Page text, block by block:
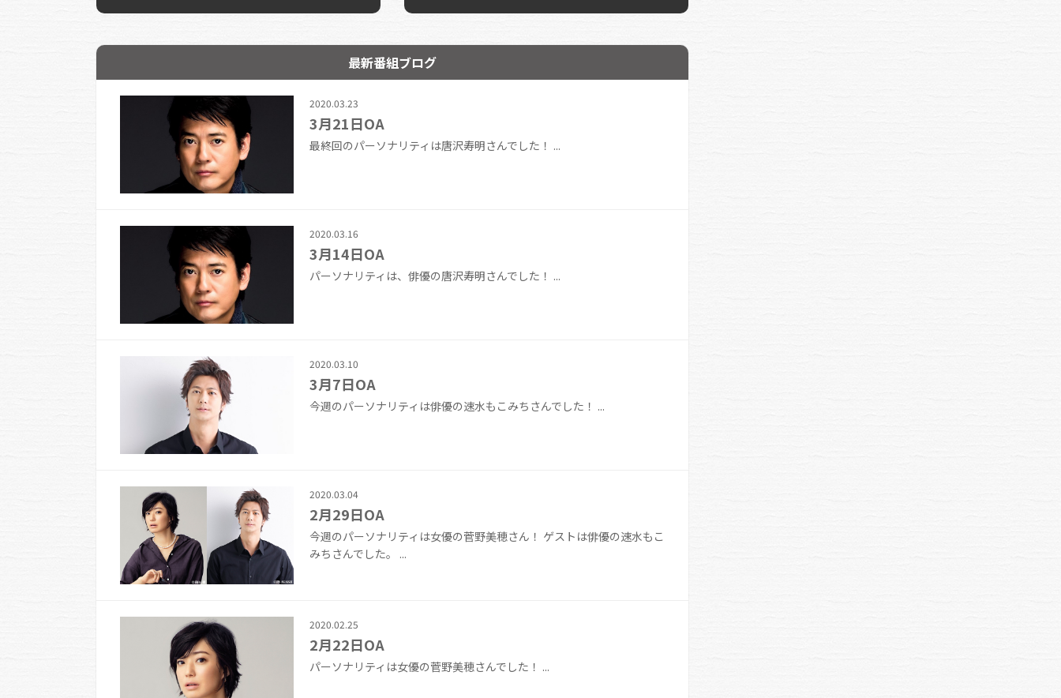
最新番組ブログ
2020.03.23
3月21日OA
最終回のパーソナリティは唐沢寿明さんでした！ ...
2020.03.16
3月14日OA
パーソナリティは、俳優の唐沢寿明さんでした！ ...
2020.03.10
3月7日OA
今週のパーソナリティは俳優の速水もこみちさんでした！ ...
2020.03.04
2月29日OA
今週のパーソナリティは女優の菅野美穂さん！ ゲストは俳優の速水もこ
みちさんでした。 ...
2020.02.25
2月22日OA
パーソナリティは女優の菅野美穂さんでした！ ...